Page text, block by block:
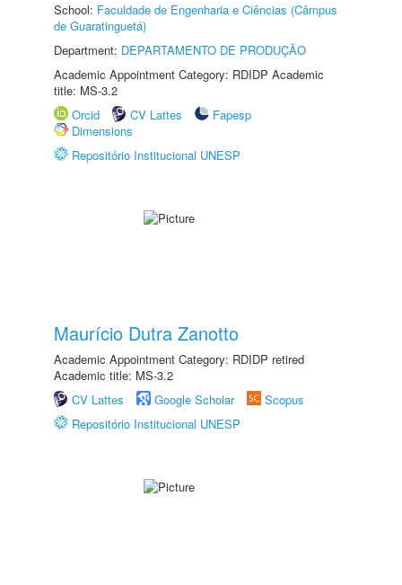
School: Faculdade de Engenharia e Ciências (Câmpus
de Guaratinguetá)
Department: DEPARTAMENTO DE PRODUÇÃO
Academic Appointment Category: RDIDP Academic
title: MS-3.2
Orcid
CV Lattes
Fapesp
Dimensions
Repositório Institucional UNESP
Maurício Dutra Zanotto
Academic Appointment Category: RDIDP retired
Academic title: MS-3.2
CV Lattes
Google Scholar
Scopus
Repositório Institucional UNESP